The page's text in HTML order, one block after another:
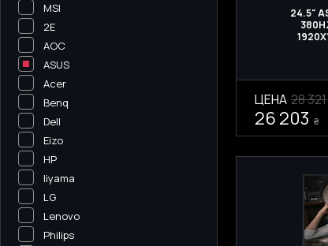
MSI
2E
AOC
ASUS
Acer
Benq
Dell
Eizo
HP
Iiyama
LG
Lenovo
Philips
24.5"
ЦЕНА 28 321
26 203 ₴